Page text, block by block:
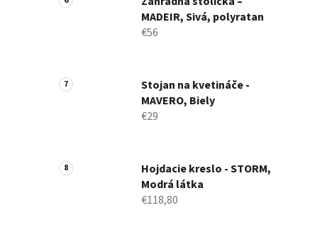
MADEIR, Sivá, polyratan
€56
Stojan na kvetináče -
MAVERO, Biely
€29
Hojdacie kreslo - STORM,
Modrá látka
€118,80